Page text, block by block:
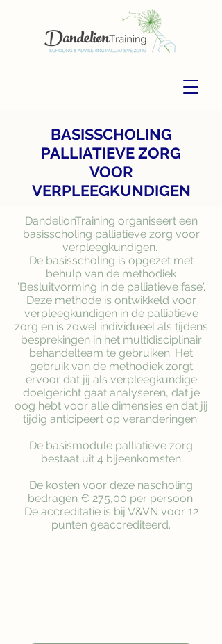
BASISSCHOLING
PALLIATIEVE ZORG
VOOR
VERPLEEGKUNDIGEN
DandelionTraining organiseert een
basisscholing palliatieve zorg voor
verpleegkundigen.
De basisscholing is opgezet met
behulp van de methodiek
'Besluitvorming in de palliatieve fase'.
Deze methode is ontwikkeld voor
verpleegkundigen in de palliatieve
zorg en is zowel individueel als tijdens
besprekingen in het multidisciplinair
behandelteam te gebruiken. Het
gebruik van de methodiek zorgt
ervoor dat jij als verpleegkundige
doelgericht gaat analyseren, dat je
oog hebt voor alle dimensies en dat jij
tijdig anticipeert op veranderingen.
De basismodule palliatieve zorg
bestaat uit 4 bijeenkomsten
De kosten voor deze nascholing
bedragen € 275,00 per persoon.
De accreditatie is bij V&VN voor 12
punten geaccrediteerd.